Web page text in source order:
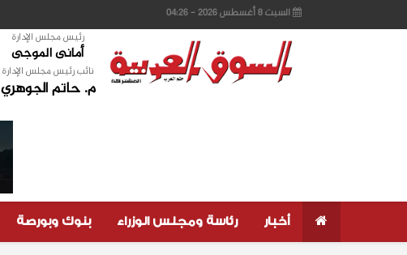
السبت 8 أغسطس 2026 - 04:26
رئيس مجلس الإدارة
أمانى الموجى
نائب رئيس مجلس الإدارة
م. حاتم الجوهري
أخبار رئاسة ومجلس الوزراء بنوك وبورصة